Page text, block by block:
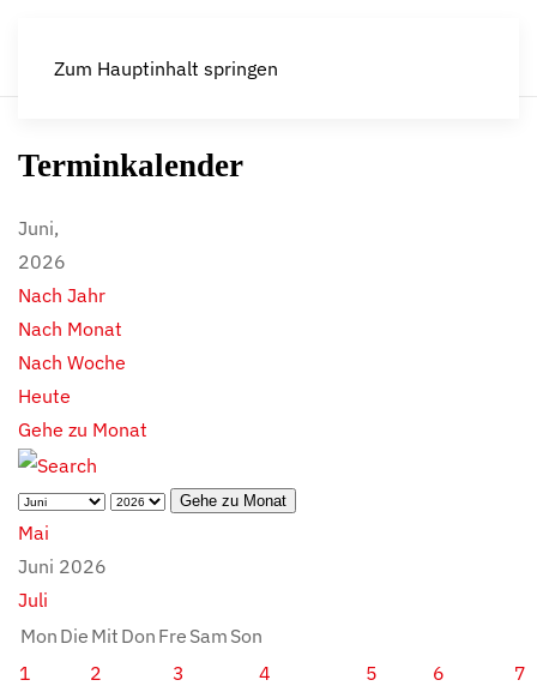
Zum Hauptinhalt springen
Terminkalender
Juni,
2026
Nach Jahr
Nach Monat
Nach Woche
Heute
Gehe zu Monat
Gehe zu Monat
Mai
Juni 2026
Juli
Mon Die Mit Don Fre Sam Son
1
2
3
4
5
6
7